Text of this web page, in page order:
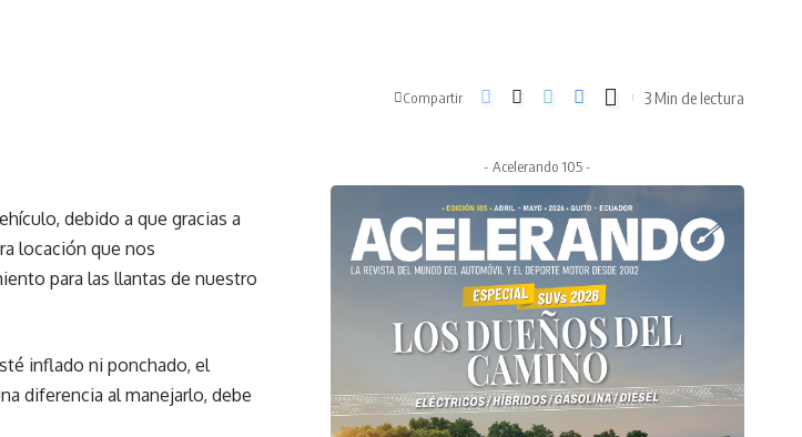
Compartir 3 Min de lectura
debido a que gracias a
locación que nos
para las llantas de nuestro
inflado ni ponchado, el
diferencia al manejarlo, debe
- Acelerando 105 -